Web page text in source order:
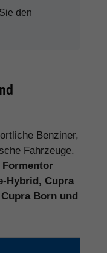
den
Benziner,
Fahrzeuge.
Formentor
Hybrid, Cupra
Born und